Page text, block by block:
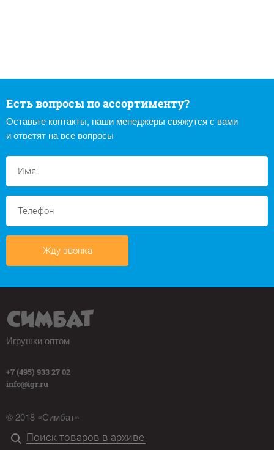
Есть вопросы по ассортименту?
Оставьте контакты, наши менеджеры свяжутся с вами
и ответят на все вопросы
Жду звонка
Игрушки оптом
+7 (495) 933 27 02
info@igr.ru
© 2018 «Симбат»